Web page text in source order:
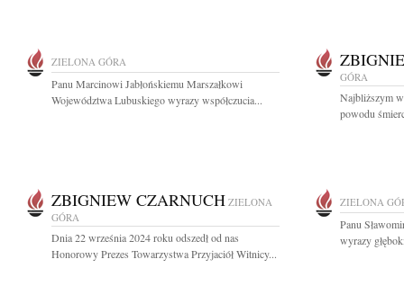
ZIELONA GÓRA
Panu Marcinowi Jabłońskiemu Marszałkowi
Województwa Lubuskiego wyrazy współczucia...
GÓRA
Najbliższym
powodu
ZBIGNIEW CZARNUCH ZIELONA
GÓRA
Dnia 22 września 2024 roku odszedł od nas
Honorowy Prezes Towarzystwa Przyjaciół Witnicy...
ZIELONA
Panu
wyrazy